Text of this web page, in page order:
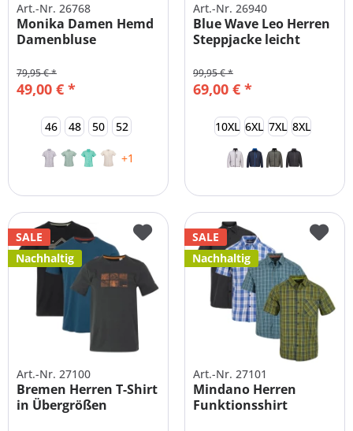
Art.-Nr. 26768
Monika Damen Hemd
Damenbluse
49,00 € *
79,95 € *
46 48 50 52
+1
Art.-Nr. 26940
Blue Wave Leo Herren
Steppjacke leicht
69,00 € *
99,95 € *
10XL 6XL 7XL 8XL
SALE
Nachhaltig
Art.-Nr. 27100
Bremen Herren T-Shirt
in Übergrößen
SALE
Nachhaltig
Art.-Nr. 27101
Mindano Herren
Funktionsshirt